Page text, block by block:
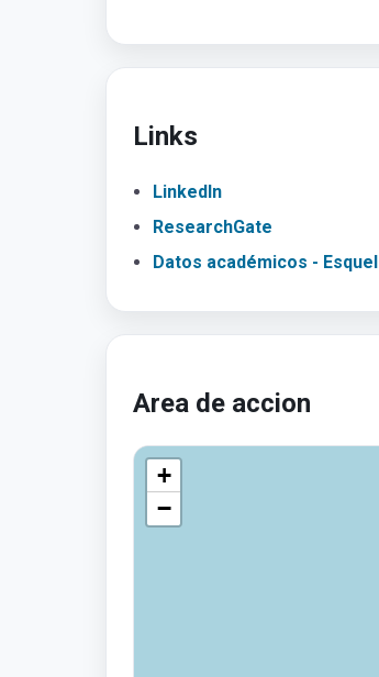
Links
LinkedIn
ResearchGate
Datos académicos - Esquel
Area de accion
+
−